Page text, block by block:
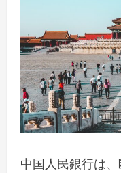
中国人民銀行は